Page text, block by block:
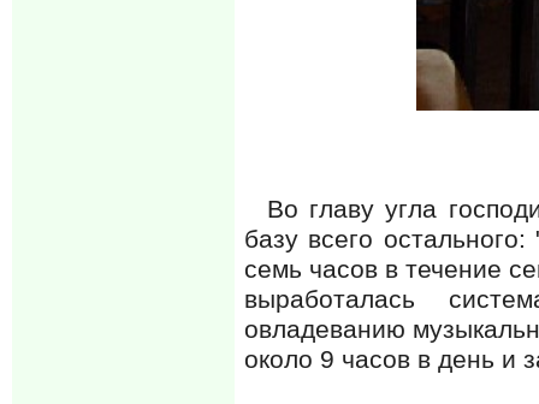
Во главу угла
базу всего
семь часов в течение
выработалась
овладеванию
около 9 часов в день и